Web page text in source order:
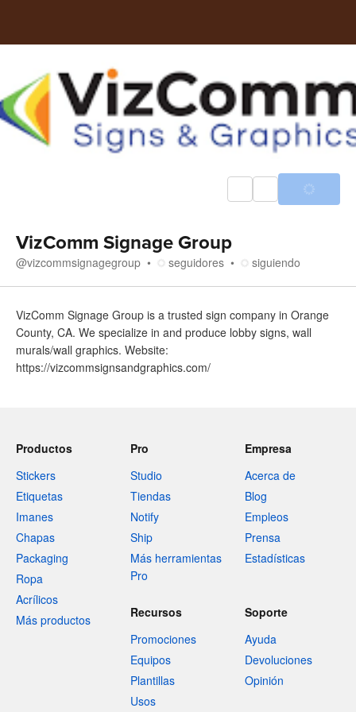
VizComm Signage Group
@vizcommsignagegroup seguidores siguiendo
VizComm Signage Group is a trusted sign company in Orange
County, CA. We specialize in and produce lobby signs, wall
murals/wall graphics. Website:
https://vizcommsignsandgraphics.com/
Productos
Stickers
Etiquetas
Imanes
Chapas
Packaging
Ropa
Acrílicos
Más productos
Pro
Studio
Tiendas
Notify
Ship
Más herramientas
Pro
Empresa
Acerca de
Blog
Empleos
Prensa
Estadísticas
Recursos
Promociones
Equipos
Plantillas
Usos
Soporte
Ayuda
Devoluciones
Opinión